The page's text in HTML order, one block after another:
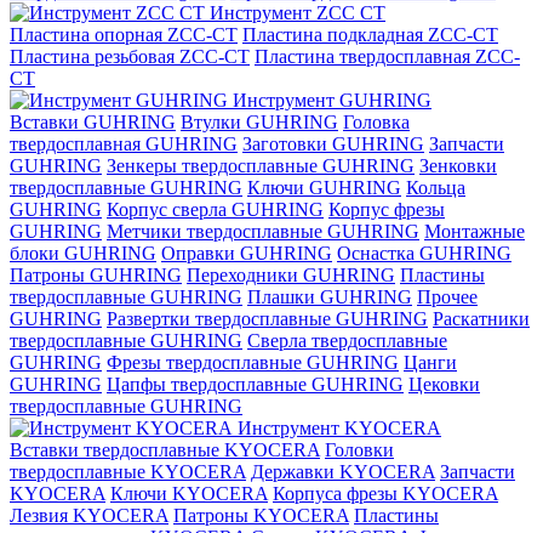
Инструмент ZCС CT
Пластина опорная ZCC-CT Пластина подкладная ZCC-CT
Пластина резьбовая ZCC-CT Пластина твердосплавная ZCC-
CT
Инструмент GUHRING
Вставки GUHRING Втулки GUHRING Головка
твердосплавная GUHRING Заготовки GUHRING Запчасти
GUHRING Зенкеры твердосплавные GUHRING Зенковки
твердосплавные GUHRING Ключи GUHRING Кольца
GUHRING Корпус сверла GUHRING Корпус фрезы
GUHRING Метчики твердосплавные GUHRING Монтажные
блоки GUHRING Оправки GUHRING Оснастка GUHRING
Патроны GUHRING Переходники GUHRING Пластины
твердосплавные GUHRING Плашки GUHRING Прочее
GUHRING Развертки твердосплавные GUHRING Раскатники
твердосплавные GUHRING Сверла твердосплавные
GUHRING Фрезы твердосплавные GUHRING Цанги
GUHRING Цапфы твердосплавные GUHRING Цековки
твердосплавные GUHRING
Инструмент KYOCERA
Вставки твердосплавные KYOCERA Головки
твердосплавные KYOCERA Державки KYOCERA Запчасти
KYOCERA Ключи KYOCERA Корпуса фрезы KYOCERA
Лезвия KYOCERA Патроны KYOCERA Пластины